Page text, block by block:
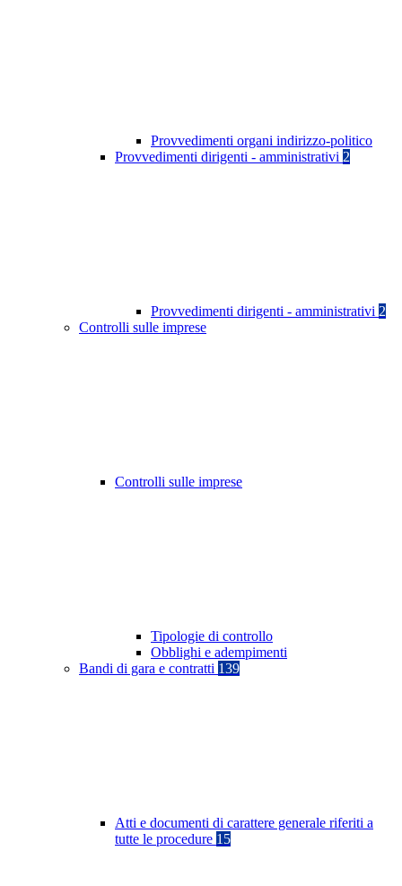
Provvedimenti organi indirizzo-politico
Provvedimenti dirigenti - amministrativi 2
Provvedimenti dirigenti - amministrativi 2
Controlli sulle imprese
Controlli sulle imprese
Tipologie di controllo
Obblighi e adempimenti
Bandi di gara e contratti 139
Atti e documenti di carattere generale riferiti a
tutte le procedure 15